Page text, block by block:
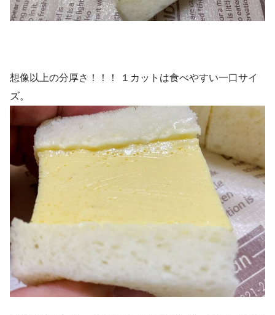
想像以上の分厚さ！！！ １カットは食べやすい一口サイ
ズ。